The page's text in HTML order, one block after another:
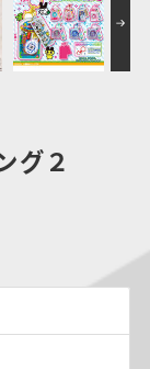
リオキャラクタ
ーズ
キャラデコ
グ２